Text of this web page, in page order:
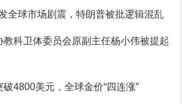
全球市场剧震，特朗普被批逻辑混乱
教科卫体委员会原副主任杨小伟被提起
4800美元，全球金价“四连涨”